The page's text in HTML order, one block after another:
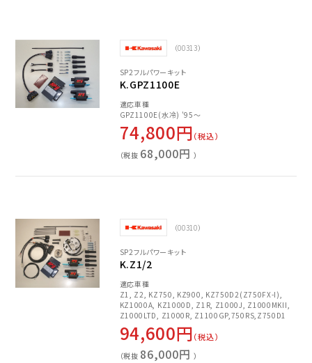
（00313）
SP2フルパワーキット
K.GPZ1100E
適応車種
GPZ1100E(水冷) '95～
74,800円（税込）
（税抜 68,000円 ）
（00310）
SP2フルパワーキット
K.Z1/2
適応車種
Z1, Z2, KZ750, KZ900, KZ750D2(Z750FX-I),
KZ1000A, KZ1000D, Z1R, Z1000J, Z1000MKII,
Z1000LTD, Z1000R, Z1100GP,750RS,Z750D1
94,600円（税込）
（税抜 86,000円 ）